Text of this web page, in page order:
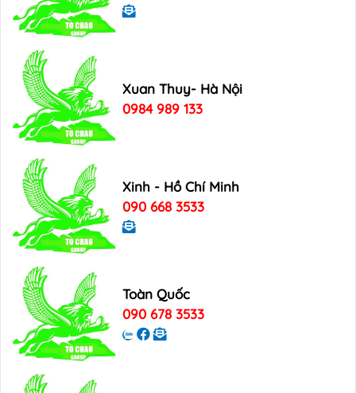
Xuan Thuy- Hà Nội
0984 989 133
Xinh - Hồ Chí Minh
090 668 3533
Toàn Quốc
090 678 3533